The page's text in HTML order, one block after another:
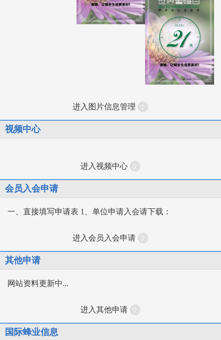
进入图片信息管理
视频中心
进入视频中心
会员入会申请
一、直接填写申请表 1、单位申请入会请下载：
进入会员入会申请
其他申请
网站资料更新中...
进入其他申请
国际蜂业信息